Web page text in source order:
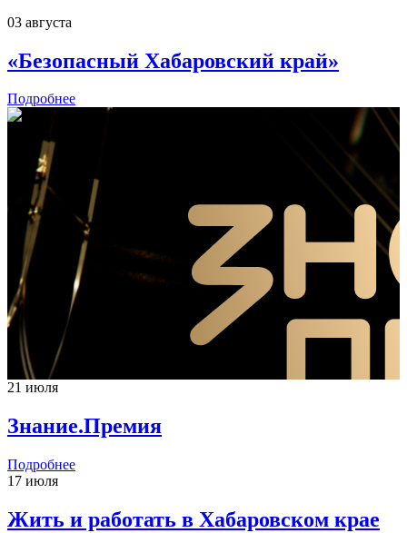
03 августа
«Безопасный Хабаровский край»
Подробнее
21 июля
Знание.Премия
Подробнее
17 июля
Жить и работать в Хабаровском крае